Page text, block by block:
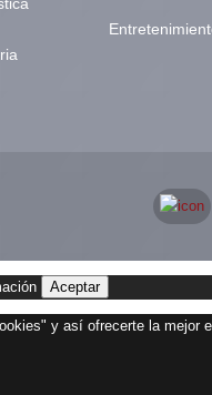
Aceptar
y así ofrecerte la